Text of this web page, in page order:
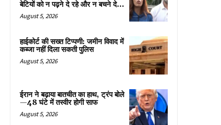
बेटियों को न पढ़ने दे रहे और न बचने दे...
August 5, 2026
हाईकोर्ट की सख्त टिप्पणी: जमीन विवाद में
कब्जा नहीं दिला सकती पुलिस
August 5, 2026
ईरान ने बढ़ाया बातचीत का हाथ, ट्रंप बोले
—48 घंटे में तस्वीर होगी साफ
August 5, 2026